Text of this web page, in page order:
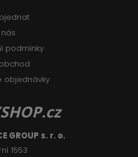
podmínky
objednávky
GROUP s. r. o.
1553